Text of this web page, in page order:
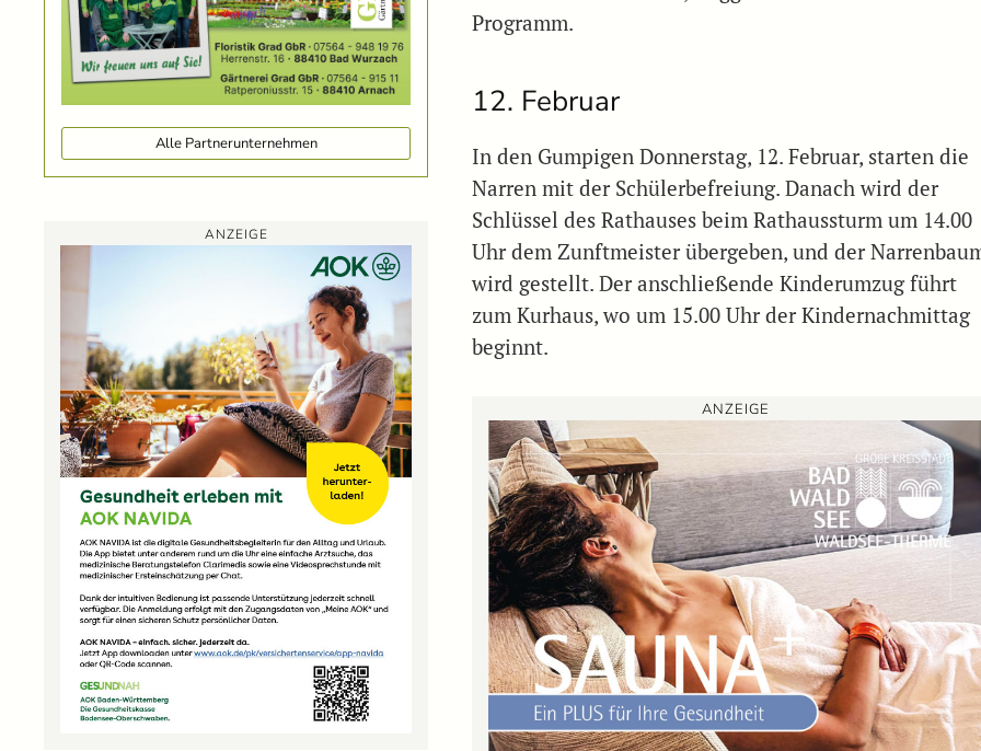
Alle Partnerunternehmen
ANZEIGE
Programm.
12. Februar
In den Gumpigen Donnerstag, 12. Februar, starten die
Narren mit der Schülerbefreiung. Danach wird der
Schlüssel des Rathauses beim Rathaussturm um 14.00
Uhr dem Zunftmeister übergeben, und der
wird gestellt. Der anschließende Kinderumzug führt
zum Kurhaus, wo um 15.00 Uhr der Kindernachmittag
beginnt.
ANZEIGE